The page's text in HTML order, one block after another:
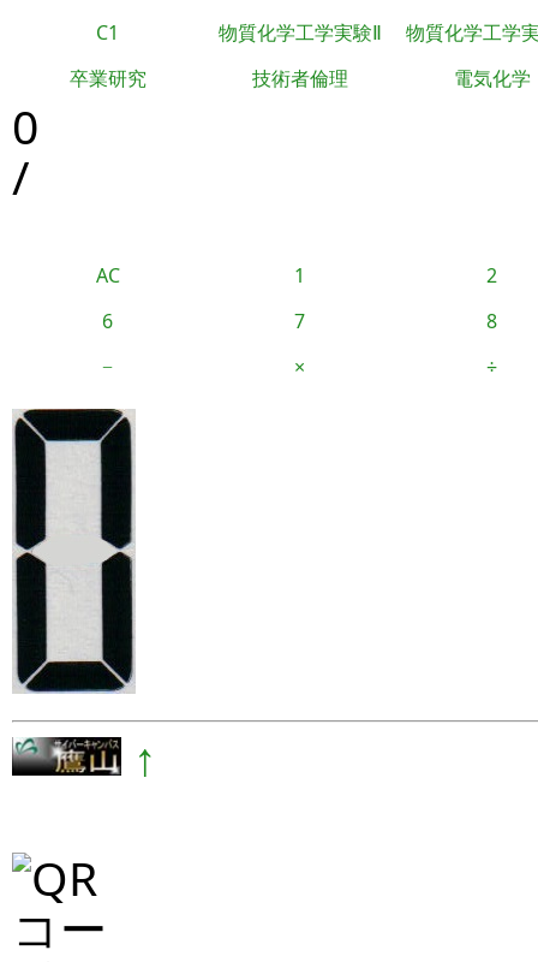
C1 物質化学工学実験Ⅱ
物質化学工学
卒業研究
技術者倫理 電気化学
0
/
AC 1
2
6
7
8
−
× ÷
↑